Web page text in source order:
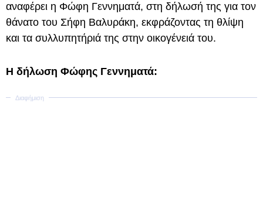
αναφέρει η Φώφη Γεννηματά, στη δήλωσή της για τον
θάνατο του Σήφη Βαλυράκη, εκφράζοντας τη θλίψη
και τα συλλυπητήριά της στην οικογένειά του.
Η δήλωση Φώφης Γεννηματά: